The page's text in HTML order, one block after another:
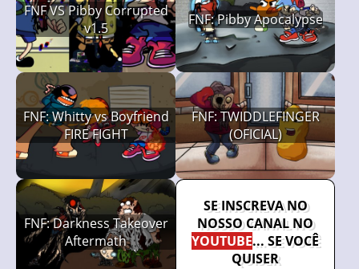
FNF VS Pibby Corrupted
v1.5
FNF: Pibby Apocalypse
FNF: Whitty vs Boyfriend
FIRE FIGHT
FNF: TWIDDLEFINGER
(OFICIAL)
FNF: Darkness Takeover
Aftermath
SE INSCREVA NO
NOSSO CANAL NO
YOUTUBE... SE VOCÊ
QUISER